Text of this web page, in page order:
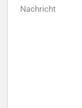
Nachricht